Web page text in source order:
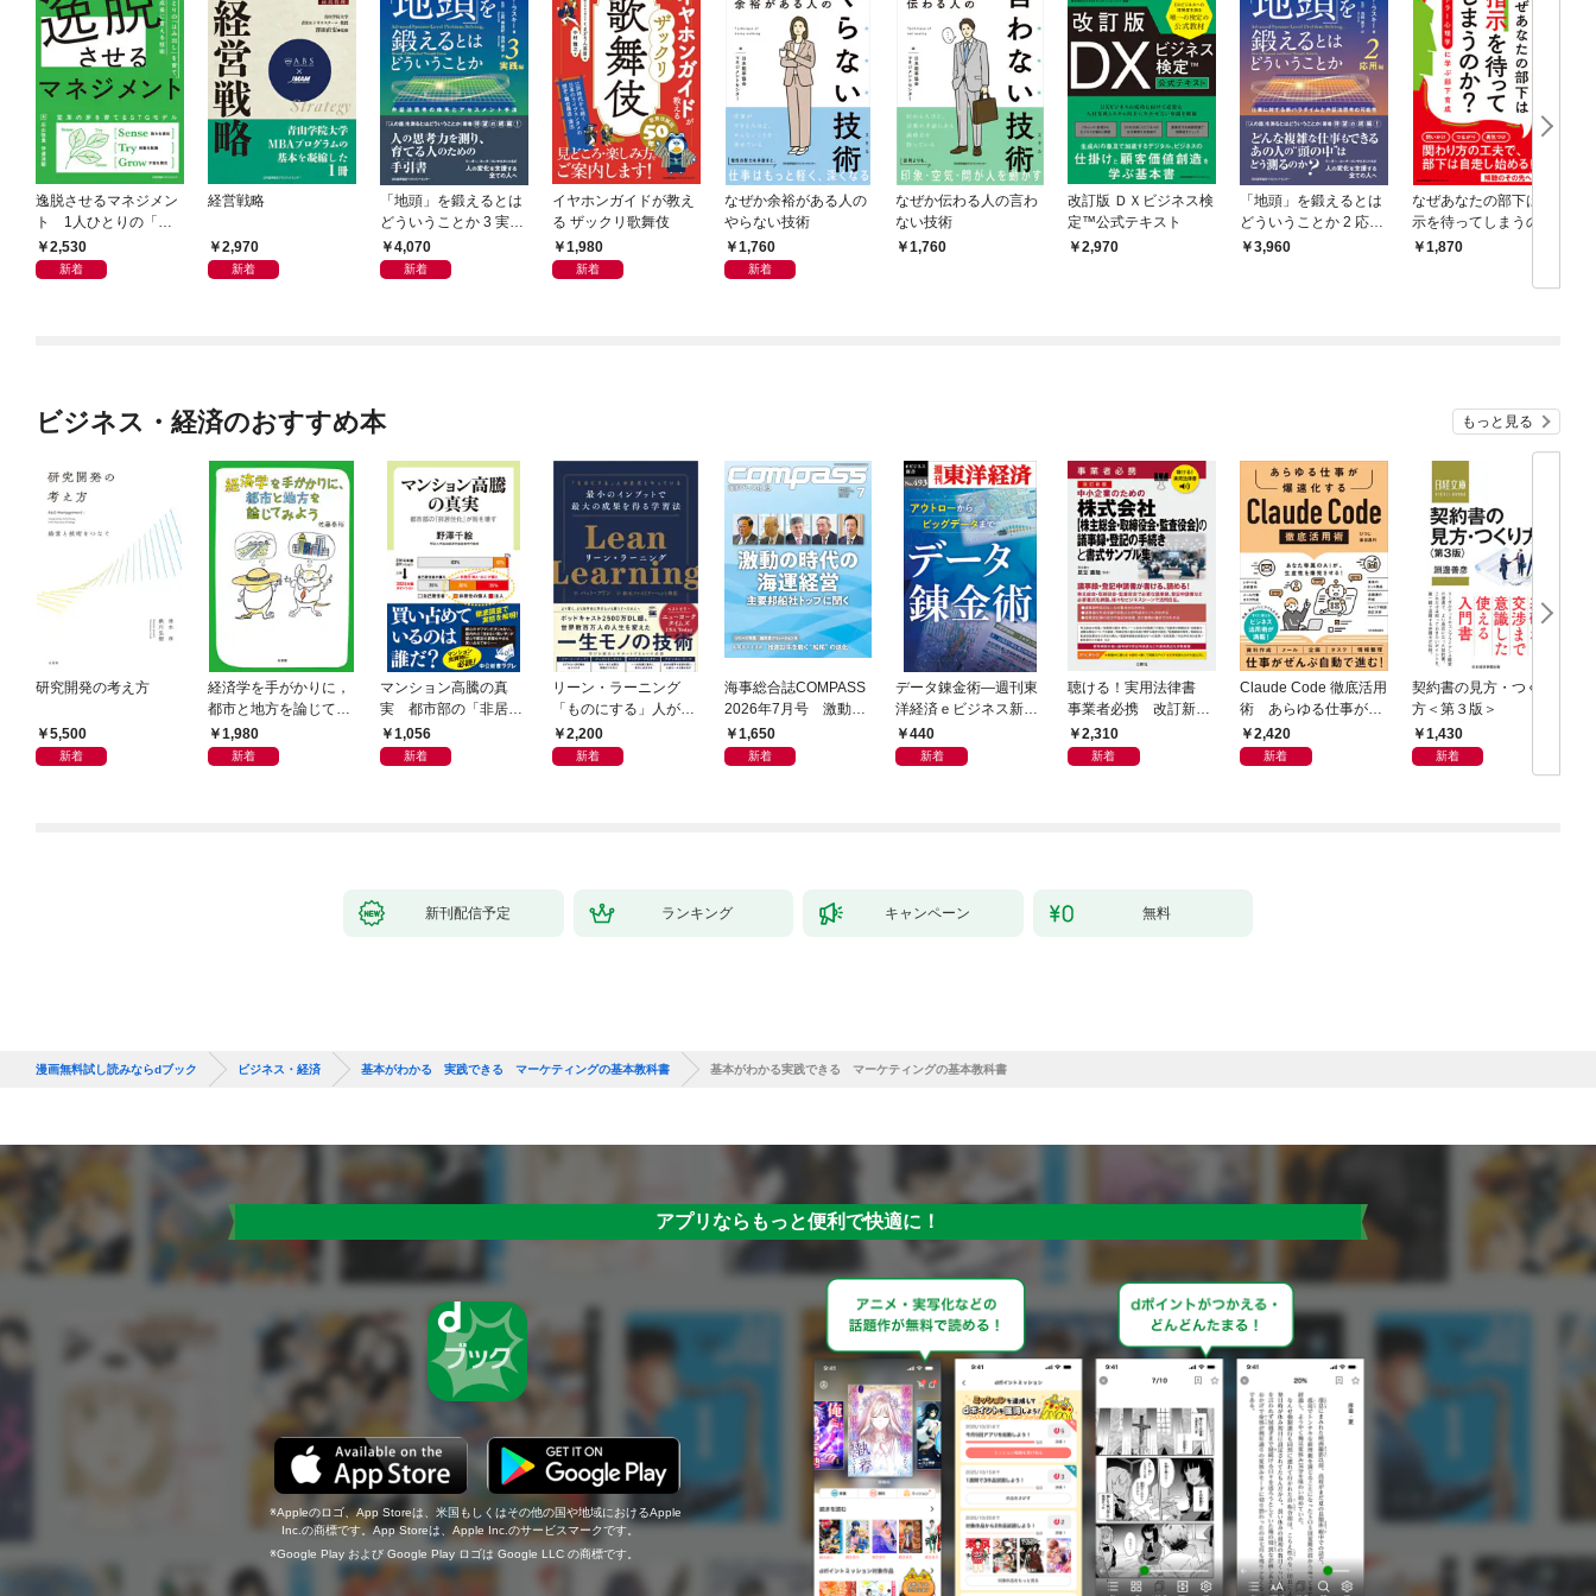
逸脱させるマネジメン
ト 1人ひとりの「は
み出し」を育て、組織
の成長に変える技術
2,530
新着
経営戦略
2,970
新着
「地頭」を鍛えるとは
どういうことか 3 実践
編 弁証法思考の体系
とアセスメント手法
4,070
新着
イヤホンガイドが教え
る ザックリ歌舞伎
1,980
新着
なぜか余裕がある人の
やらない技術
1,760
新着
なぜか伝わる人の言わ
ない技術
1,760
改訂版 ＤＸビジネス検
定™公式テキスト
2,970
「地頭」を鍛えるとは
どういうことか 2 応用
編 仕事に対する新パ
3,960
なぜあなたの部下は指
示を待ってしまうの
か？ アドラー心理学
1,870
ビジネス・経済のおすすめ本 もっと見る
研究開発の考え方
5,500
新着
経済学を手がかりに，
都市と地方を論じてみ
よう1,980
新着
マンション高騰の真
実 都市部の「非居住
化」が街を壊す
1,056
新着
リーン・ラーニング
「ものにする」人が自
然とやっている 最小の
インプットで最大の成
2,200
新着
海事総合誌COMPASS
2026年7月号 激動の
時代の海運経営 主要
邦船社トップに聞く
1,650
新着
データ錬金術―週刊東
洋経済ｅビジネス新書
Ｎo.493
440
新着
聴ける！実用法律書
事業者必携 改訂新
版 中小企業のための
株式会社【株主総会・
2,310
新着
Claude Code 徹底活用
術 あらゆる仕事が爆
速化する
2,420
新着
契約書の見方・つくり
方＜第３版＞
1,430
新着
新刊配信予定 ランキング キャンペーン 無料
漫画無料試し読みならdブック ビジネス・経済 基本がわかる 実践できる マーケティングの基本教科書 基本がわかる実践できる マーケティングの基本教科書
アプリならもっと便利で快適に！
Appleのロゴ、App Storeは、米国もしくはその他の国や地域におけるApple
Inc.の商標です。App Storeは、Apple Inc.のサービスマークです。
Google Play および Google Play ロゴは Google LLC の商標です。